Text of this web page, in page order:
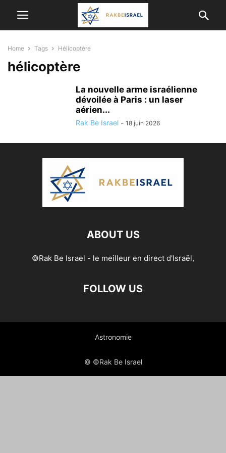
Home Tags Hélicoptère
hélicoptère
La nouvelle arme israélienne
dévoilée à Paris : un laser
aérien...
Rak Be Israel - 18 juin 2026
ABOUT US
©Rak Be Israel - le meilleur en direct d'Israël,
FOLLOW US
Astronomie
© ©Rak Be Israel